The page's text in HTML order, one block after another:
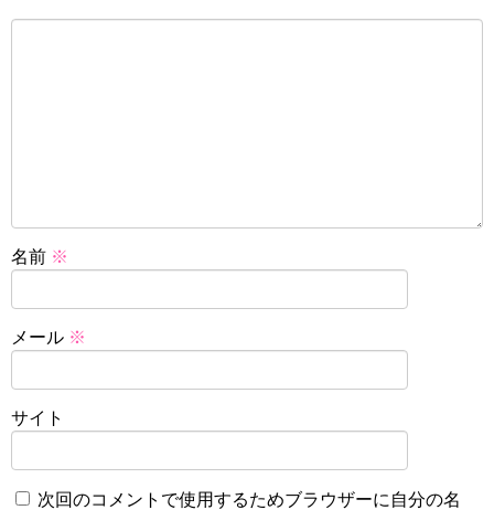
名前 ※
メール ※
サイト
次回のコメントで使用するためブラウザーに自分の名